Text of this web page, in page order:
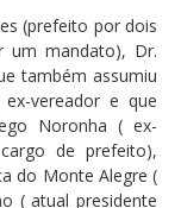
(prefeito por dois
um mandato), Dr.
também assumiu
vereador e que
Noronha ( ex-
de prefeito),
do Monte Alegre (
( atual presidente